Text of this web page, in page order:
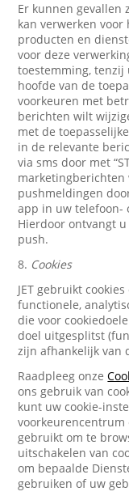
Er kunnen gevallen
kan verwerken
producten en
voor deze
toestemming,
hoofde van de
voorkeuren met
berichten wilt
met de
in de relevante
via sms door met
marketingberichten
pushmeldingen
app in uw telefoon-
Hierdoor ontvangt
push.
8. Cookies
JET gebruikt
functionele,
die voor
doel uitgesplitst
zijn afhankelijk van
Raadpleeg onze
ons gebruik van
kunt uw cookie-
gebruikt om te
uitschakelen van
om bepaalde
gebruiken of uw